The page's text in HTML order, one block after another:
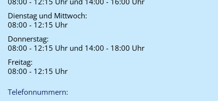
Dienstag und Mittwoch:
08:00 - 12:15 Uhr
Donnerstag:
08:00 - 12:15 Uhr und 14:00 - 18:00 Uhr
Freitag:
08:00 - 12:15 Uhr
Telefonnummern: